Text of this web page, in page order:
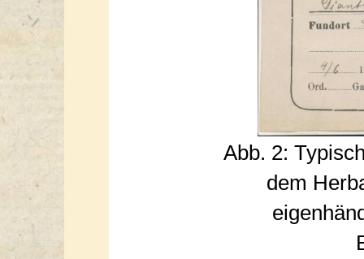
Abb. 2:
dem